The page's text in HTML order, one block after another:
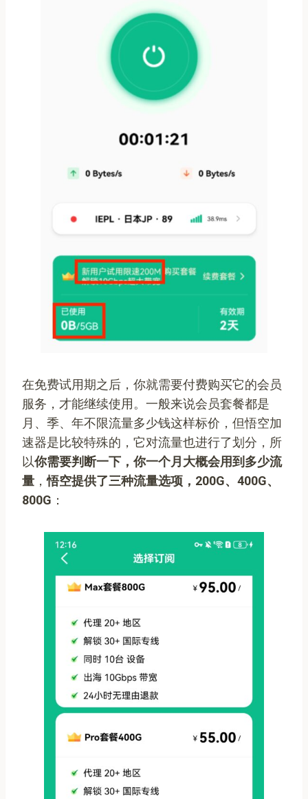
在免费试用期之后，你就需要付费购买它的会员
服务，才能继续使用。一般来说会员套餐都是
月、季、年不限流量多少钱这样标价，但悟空加
速器是比较特殊的，它对流量也进行了划分，所
以你需要判断一下，你一个月大概会用到多少流
量 ，悟空提供了三种流量选项，200G、400G、
800G ：